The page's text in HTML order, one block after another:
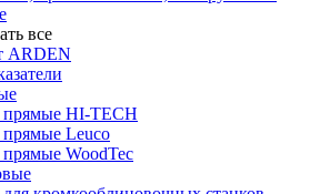
все
ARDEN
HI-TECH
Leuco
WoodTec